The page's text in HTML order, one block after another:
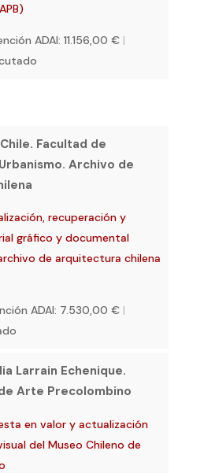
ADAI: 11.156,00 € |
Facultad de
Archivo de
recuperación y
gráfico y documental
de arquitectura chilena
ADAI: 7.530,00 € |
Larrain Echenique.
Arte Precolombino
en valor y actualización
del Museo Chileno de